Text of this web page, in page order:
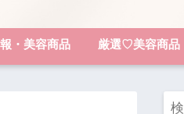
・美容商品 厳選♡美容商品